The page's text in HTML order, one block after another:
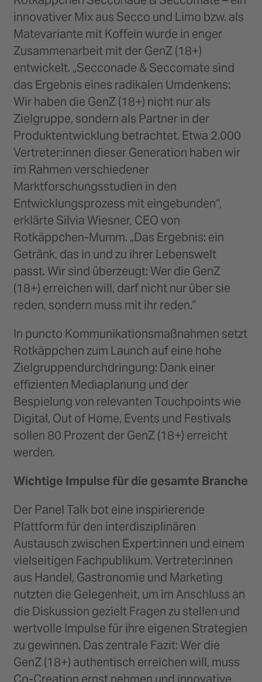
innovativer Mix aus Secco und Limo bzw. als
Matevariante mit Koffein wurde in enger
Zusammenarbeit mit der GenZ (18+)
entwickelt. „Secconade & Seccomate sind
das Ergebnis eines radikalen Umdenkens:
Wir haben die GenZ (18+) nicht nur als
Zielgruppe, sondern als Partner in der
Produktentwicklung betrachtet. Etwa 2.000
Vertreter:innen dieser Generation haben wir
im Rahmen verschiedener
Marktforschungsstudien in den
Entwicklungsprozess mit eingebunden“,
erklärte Silvia Wiesner, CEO von
Rotkäppchen-Mumm. „Das Ergebnis: ein
Getränk, das in und zu ihrer Lebenswelt
passt. Wir sind überzeugt: Wer die GenZ
(18+) erreichen will, darf nicht nur über sie
reden, sondern muss mit ihr reden.“
In puncto Kommunikationsmaßnahmen setzt
Rotkäppchen zum Launch auf eine hohe
Zielgruppendurchdringung: Dank einer
effizienten Mediaplanung und der
Bespielung von relevanten Touchpoints wie
Digital, Out of Home, Events und Festivals
sollen 80 Prozent der GenZ (18+) erreicht
werden.
Wichtige Impulse für die gesamte Branche
Der Panel Talk bot eine inspirierende
Plattform für den interdisziplinären
Austausch zwischen Expert:innen und einem
vielseitigen Fachpublikum. Vertreter:innen
aus Handel, Gastronomie und Marketing
nutzten die Gelegenheit, um im Anschluss an
die Diskussion gezielt Fragen zu stellen und
wertvolle Impulse für ihre eigenen Strategien
zu gewinnen. Das zentrale Fazit: Wer die
GenZ (18+) authentisch erreichen will, muss